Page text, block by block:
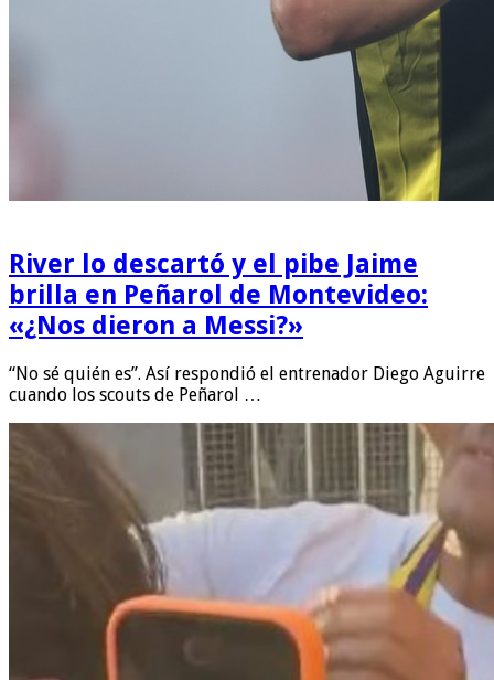
River lo descartó y el pibe Jaime
brilla en Peñarol de Montevideo:
«¿Nos dieron a Messi?»
“No sé quién es”. Así respondió el entrenador Diego Aguirre
cuando los scouts de Peñarol …